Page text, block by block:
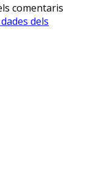
comentaris
dels